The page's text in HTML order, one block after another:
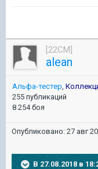
[22CM]
alean
Альфа-тестер,
255 публикаций
8 254 боя
Опубликовано: 27 авг
В 27.08.2018 в